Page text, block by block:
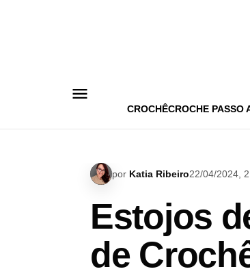
CROCHÊCROCHE PASSO
por Katia Ribeiro22/04/2024,
Estojos
de